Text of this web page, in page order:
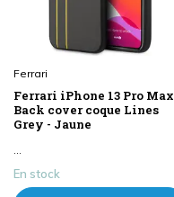
Ferrari
Ferrari iPhone 13 Pro Max
Back cover coque Lines
Grey - Jaune
En stock